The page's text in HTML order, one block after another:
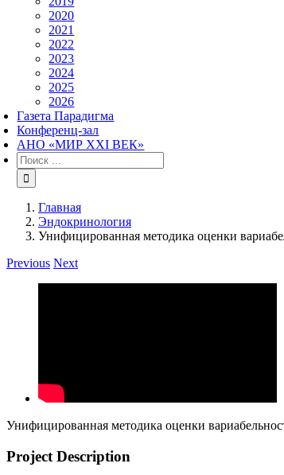
2020
2021
2022
2023
2024
2025
2026
Газета Парадигма
Конференц-зал
АНО «МИР XXI ВЕК»
Результат
поиска:
Главная
Эндокринология
Унифицированная методика оценки
Previous Next
Унифицированная методика оценки
Project Description